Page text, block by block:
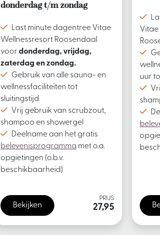
donderdag t/m zondag
Last minute dagentree Vitae
Wellnessresort Roosendaal
voor donderdag, vrijdag,
zaterdag en zondag.
Gebruik van alle sauna- en
wellnessfaciliteiten tot
sluitingstijd
Vrij gebruik van scrubzout,
shampoo en showergel
Deelname aan het gratis
belevenisprogramma met o.a.
opgietingen (o.b.v.
beschikbaarheid)
Bekijken
PRIJS
27,95
Vitae
uur